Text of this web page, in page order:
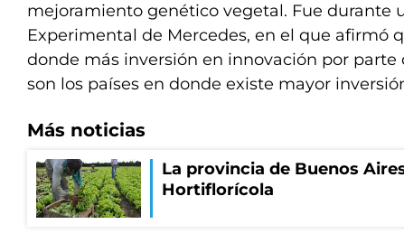
mejoramiento genético vegetal. Fue durante
Experimental de Mercedes, en el que afirmó
donde más inversión en innovación por parte
son los países en donde existe mayor
Más noticias
La provincia de Buenos
Hortiflorícola